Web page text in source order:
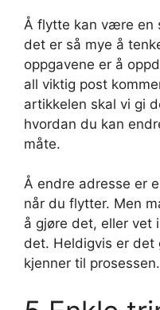
Å flytte kan være en
det er så mye å
oppgavene er å
all viktig post
artikkelen skal vi gi
hvordan du kan
måte.
Å endre adresse er
når du flytter. Men
å gjøre det, eller vet
det. Heldigvis er det
kjenner til prosessen.